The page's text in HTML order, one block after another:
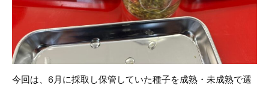
今回は、6月に採取し保管していた種子を成熟・未成熟で選